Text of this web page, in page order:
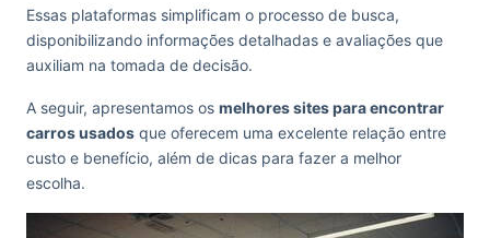
Essas plataformas simplificam o processo de busca,
disponibilizando informações detalhadas e avaliações que
auxiliam na tomada de decisão.
A seguir, apresentamos os melhores sites para encontrar
carros usados que oferecem uma excelente relação entre
custo e benefício, além de dicas para fazer a melhor
escolha.